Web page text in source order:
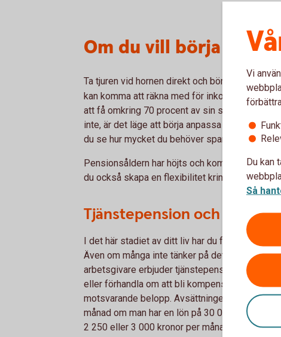
Om du vill börja
Ta tjuren vid hornen direkt och börja med att gå
kan komma att räkna med för inkomst som
att få omkring 70 procent av sin slutlön som
inte, är det läge att börja anpassa sparandet.
du se hur mycket du behöver spara utifrån vad
Pensionsåldern har höjts och kommer
du också skapa en flexibilitet kring hur och när
Tjänstepension och
I det här stadiet av ditt liv har du
Även om många inte tänker på det är det den
arbetsgivare erbjuder tjänstepension. Om
eller förhandla om att bli kompenserad på
motsvarande belopp. Avsättningen till
månad om man har en lön på 30 000 kronor.
2 250 eller 3 000 kronor per månad
Vi
Du kan
Så